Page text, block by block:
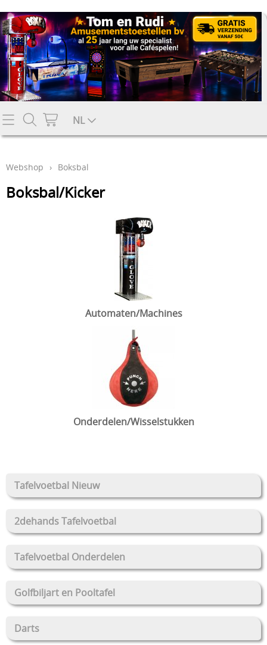
Contact NL
Tafelvoetbal Nieuw
2dehands Tafelvoetbal
Tafelvoetbal Onderdelen
Golfbiljart en Pooltafel
Darts
Webshop › Boksbal
Boksbal/Kicker
Automaten/Machines
Onderdelen/Wisselstukken